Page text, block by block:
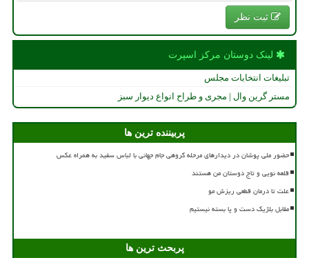
ثبت نظر
لینک دوستان مركز اسپرت
تبلیغات انتخابات مجلس
مستر گرین وال | مجری و طراح انواع دیوار سبز
پربیننده ترین ها
حضور ملی پوشان در دیدارهای مرحله گروهی جام جهانی با لباس سفید به همراه عکس
قلعه نویی و تاج دوستان من هستند
علت تا درمان قطعی ریزش مو
مقابل بلژیک دست و پا بسته نیستیم
پربحث ترین ها